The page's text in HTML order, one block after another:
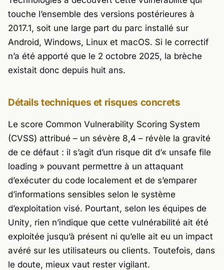
touche l’ensemble des versions postérieures à
2017.1, soit une large part du parc installé sur
Android, Windows, Linux et macOS. Si le correctif
n’a été apporté que le 2 octobre 2025, la brèche
existait donc depuis huit ans.
Détails techniques et risques concrets
Le score Common Vulnerability Scoring System
(CVSS) attribué – un sévère 8,4 – révèle la gravité
de ce défaut : il s’agit d’un risque dit d’« unsafe file
loading » pouvant permettre à un attaquant
d’exécuter du code localement et de s’emparer
d’informations sensibles selon le système
d’exploitation visé. Pourtant, selon les équipes de
Unity, rien n’indique que cette vulnérabilité ait été
exploitée jusqu’à présent ni qu’elle ait eu un impact
avéré sur les utilisateurs ou clients. Toutefois, dans
le doute, mieux vaut rester vigilant.